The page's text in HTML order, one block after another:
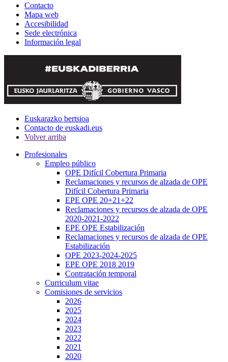
Contacto
Mapa web
Accesibilidad
Sede electrónica
Información legal
Euskarazko bertsioa
Contacto de euskadi.eus
Volver arriba
Profesionales
Empleo público
OPE Difícil Cobertura Primaria
Reclamaciones y recursos de alzada de OPE
Difícil Cobertura Primaria
EPE OPE 20+21+22
Reclamaciones y recursos de alzada de OPE
2020-2021-2022
EPE OPE Estabilización
Reclamaciones y recursos de alzada de OPE
Estabilización
OPE 2023-2024-2025
EPE OPE 2018 2019
Contratación temporal
Curriculum vitae
Comisiones de servicios
2026
2025
2024
2023
2022
2021
2020